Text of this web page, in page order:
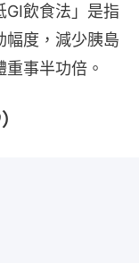
GI飲食法」是指
幅度，減少胰島
事半功倍。